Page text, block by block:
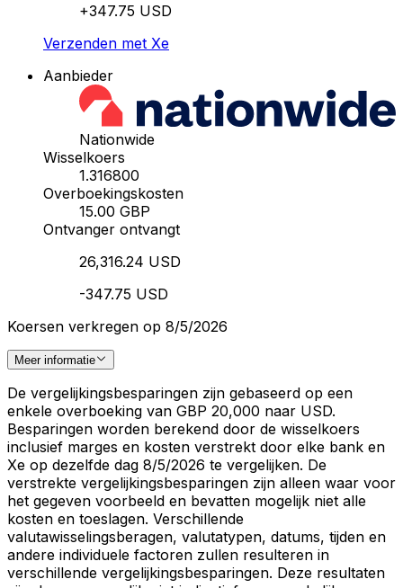
+347.75 USD
Verzenden met Xe
Aanbieder
Nationwide
Wisselkoers
1.316800
Overboekingskosten
15.00 GBP
Ontvanger ontvangt
26,316.24 USD
-347.75 USD
Koersen verkregen op 8/5/2026
Meer informatie
De vergelijkingsbesparingen zijn gebaseerd op een
enkele overboeking van GBP 20,000 naar USD.
Besparingen worden berekend door de wisselkoers
inclusief marges en kosten verstrekt door elke bank en
Xe op dezelfde dag 8/5/2026 te vergelijken. De
verstrekte vergelijkingsbesparingen zijn alleen waar voor
het gegeven voorbeeld en bevatten mogelijk niet alle
kosten en toeslagen. Verschillende
valutawisselingsberagen, valutatypen, datums, tijden en
andere individuele factoren zullen resulteren in
verschillende vergelijkingsbesparingen. Deze resultaten